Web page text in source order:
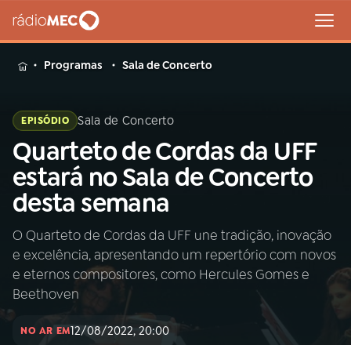
MENU
Buscar
na
Rádio
MEC
Buscar
Início AO VIVO
02A RÁDIO
Programas Sala de Concerto
EPISÓDIO Sala de Concerto
Quarteto de Cordas da UFF
estará no Sala de Concerto
desta semana
O Quarteto de Cordas da UFF une tradição, inovação
e excelência, apresentando um repertório com novos
e eternos compositores, como Hercules Gomes e
Beethoven
NO AR EM12/08/2022, 20:00